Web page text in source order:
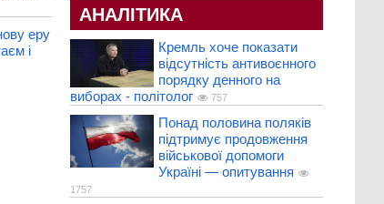
еру
і
АНАЛІТИКА
Кремль хоче показати
відсутність антивоєнного
порядку денного на
виборах - політолог
757
Понад половина поляків
підтримує продовження
військової допомоги
Україні — опитування
1757